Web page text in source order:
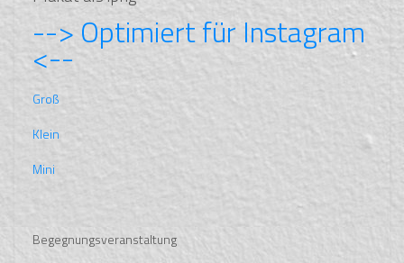
--> Optimiert für Instagram
<--
Groß
Klein
Mini
Begegnungsveranstaltung